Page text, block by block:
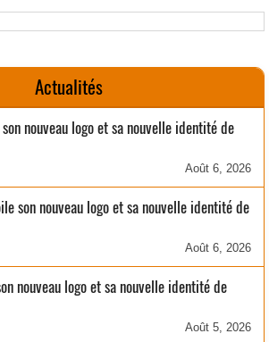
Actualités
nouveau logo et sa nouvelle identité de
Août 6, 2026
son nouveau logo et sa nouvelle identité de
Août 6, 2026
nouveau logo et sa nouvelle identité de
Août 5, 2026